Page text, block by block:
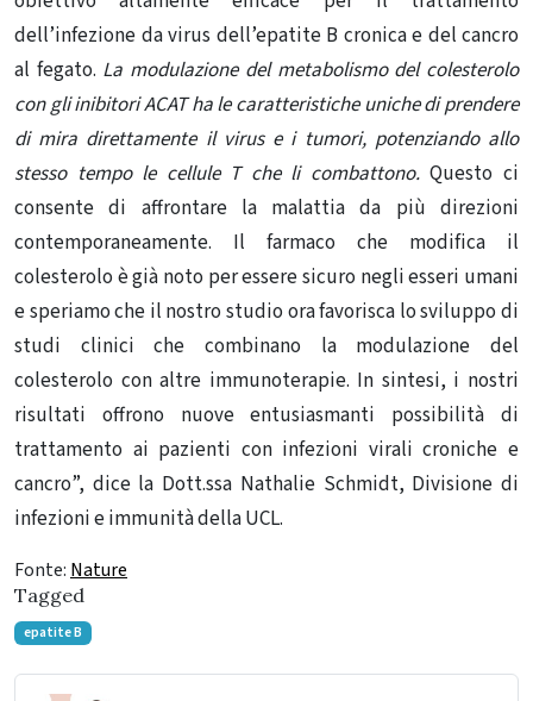
dell’infezione da virus dell’epatite B cronica e del cancro
al fegato. La modulazione del metabolismo del colesterolo
con gli inibitori ACAT ha le caratteristiche uniche di prendere
di mira direttamente il virus e i tumori, potenziando allo
stesso tempo le cellule T che li combattono.Questo ci
consente di affrontare la malattia da più direzioni
contemporaneamente. Il farmaco che modifica il
colesterolo è già noto per essere sicuro negli esseri umani
e speriamo che il nostro studio ora favorisca lo sviluppo di
studi clinici che combinano la modulazione del
colesterolo con altre immunoterapie. In sintesi, i nostri
risultati offrono nuove entusiasmanti possibilità di
trattamento ai pazienti con infezioni virali croniche e
cancro”, dice la Dott.ssa Nathalie Schmidt, Divisione di
infezioni e immunità della UCL.
Fonte: Nature
Tagged
epatite B